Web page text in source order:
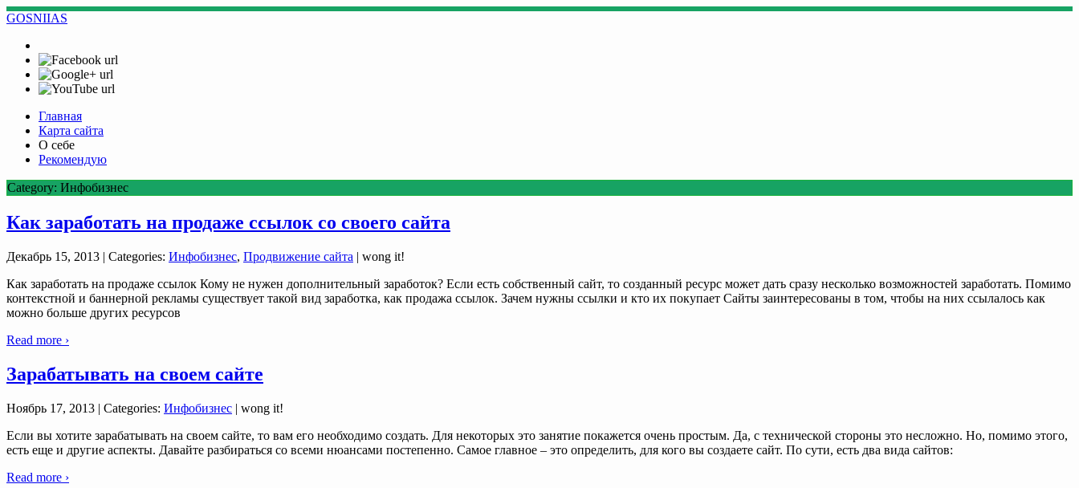
GOSNIIAS
Главная
Карта сайта
О себе
Рекомендую
Category: Инфобизнес
Как заработать на продаже ссылок со своего сайта
Декабрь 15, 2013 | Categories: Инфобизнес, Продвижение сайта | wong it!
Как заработать на продаже ссылок Кому не нужен дополнительный заработок? Если есть собственный сайт, то созданный ресурс может дать сразу несколько возможностей заработать. Помимо
контекстной и баннерной рекламы существует такой вид заработка, как продажа ссылок. Зачем нужны ссылки и кто их покупает Сайты заинтересованы в том, чтобы на них ссылалось как
можно больше других ресурсов
Read more ›
Зарабатывать на своем сайте
Ноябрь 17, 2013 | Categories: Инфобизнес | wong it!
Если вы хотите зарабатывать на своем сайте, то вам его необходимо создать. Для некоторых это занятие покажется очень простым. Да, с технической стороны это несложно. Но, помимо этого,
есть еще и другие аспекты. Давайте разбираться со всеми нюансами постепенно. Самое главное – это определить, для кого вы создаете сайт. По сути, есть два вида сайтов:
Read more ›